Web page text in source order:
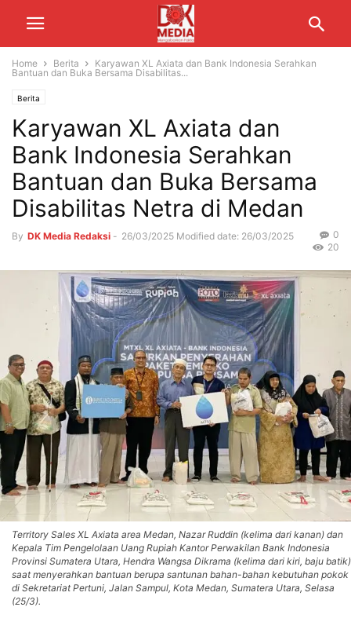
Home Berita
Karyawan XL Axiata dan Bank Indonesia Serahkan
Bantuan dan Buka Bersama Disabilitas...
Berita
Karyawan XL Axiata dan
Bank Indonesia Serahkan
Bantuan dan Buka Bersama
Disabilitas Netra di Medan
By DK Media Redaksi - 26/03/2025 Modified date: 26/03/2025
0
20
Territory Sales XL Axiata area Medan, Nazar Ruddin (kelima dari kanan) dan
Kepala Tim Pengelolaan Uang Rupiah Kantor Perwakilan Bank Indonesia
Provinsi Sumatera Utara, Hendra Wangsa Dikrama (kelima dari kiri, baju batik)
saat menyerahkan bantuan berupa santunan bahan-bahan kebutuhan pokok
di Sekretariat Pertuni, Jalan Sampul, Kota Medan, Sumatera Utara, Selasa
(25/3).